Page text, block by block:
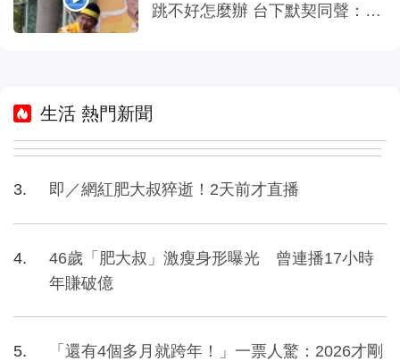
跳不好怎麼辦 台下默契同聲：被
生活 熱門新聞
即／網紅肥大叔猝逝！2天前才直播
46歲「肥大叔」激瘦身形曝光 曾連播17小時
年賺破億
「還有4個多月就跨年！」一票人驚：2026才剛